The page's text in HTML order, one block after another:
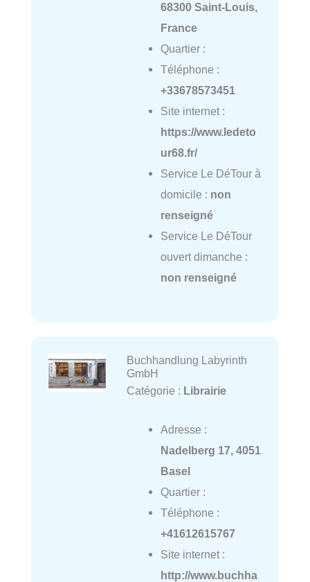
68300 Saint-Louis,
France
Quartier :
Téléphone :
+33678573451
Site internet :
https://www.ledeto
ur68.fr/
Service Le DéTour à
domicile : non
renseigné
Service Le DéTour
ouvert dimanche :
non renseigné
Buchhandlung Labyrinth
GmbH
Catégorie : Librairie
Adresse :
Nadelberg 17, 4051
Basel
Quartier :
Téléphone :
+41612615767
Site internet :
http://www.buchha